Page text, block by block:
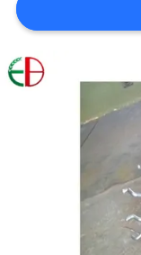
FORDERN
SIE
EIN